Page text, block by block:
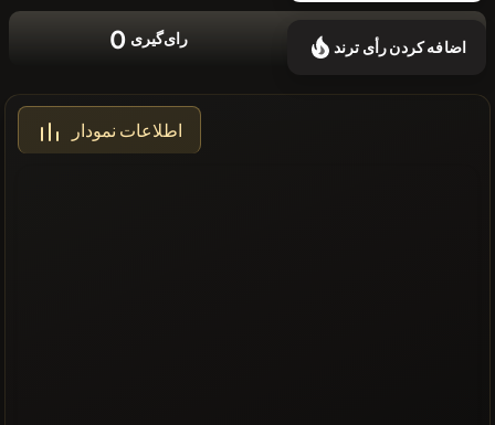
0 رای‌گیری اضافه کردن رأی ترند
اطلاعات نمودار